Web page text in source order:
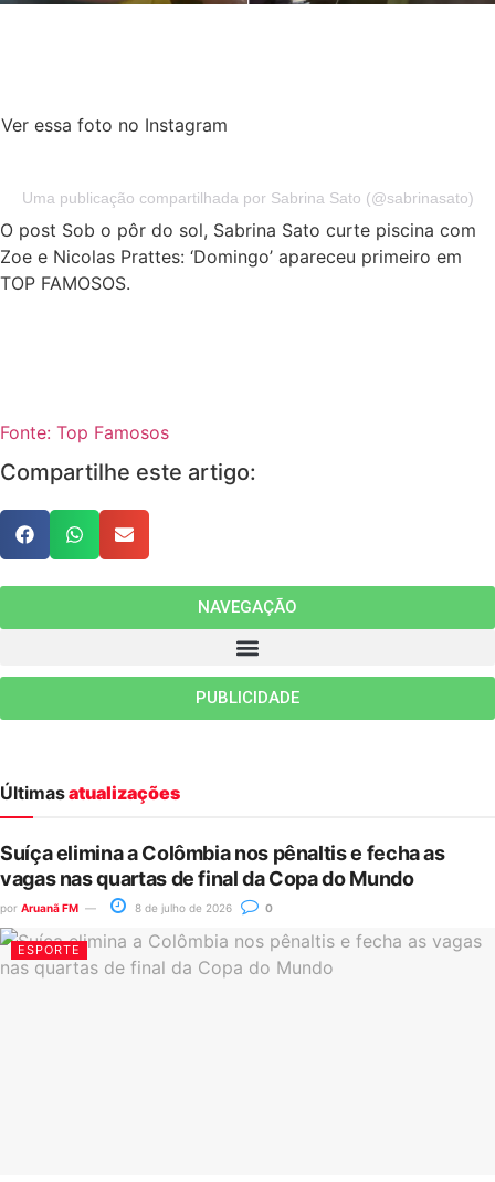
Ver essa foto no Instagram
Uma publicação compartilhada por Sabrina Sato (@sabrinasato)
O post Sob o pôr do sol, Sabrina Sato curte piscina com
Zoe e Nicolas Prattes: ‘Domingo’ apareceu primeiro em
TOP FAMOSOS.
Fonte: Top Famosos
Compartilhe este artigo:
NAVEGAÇÃO
PUBLICIDADE
Últimasatualizações
Suíça elimina a Colômbia nos pênaltis e fecha as
vagas nas quartas de final da Copa do Mundo
por Aruanã FM 8 de julho de 2026 0
ESPORTE